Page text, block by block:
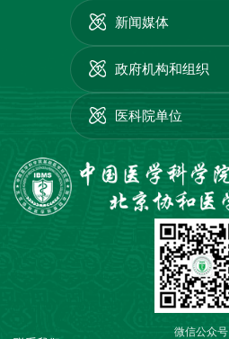
新闻媒体
政府机构和组织
医科院单位
微信公众号